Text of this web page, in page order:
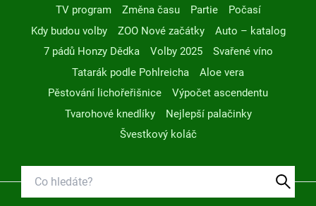
TV program
Změna času Partie
Počasí
Kdy budou volby
ZOO Nové začátky
Auto – katalog
7 pádů Honzy Dědka
Volby 2025
Svařené víno
Tatarák podle Pohlreicha
Aloe vera
Pěstování lichořeřišnice
Výpočet ascendentu
Tvarohové knedlíky
Nejlepší palačinky
Švestkový koláč